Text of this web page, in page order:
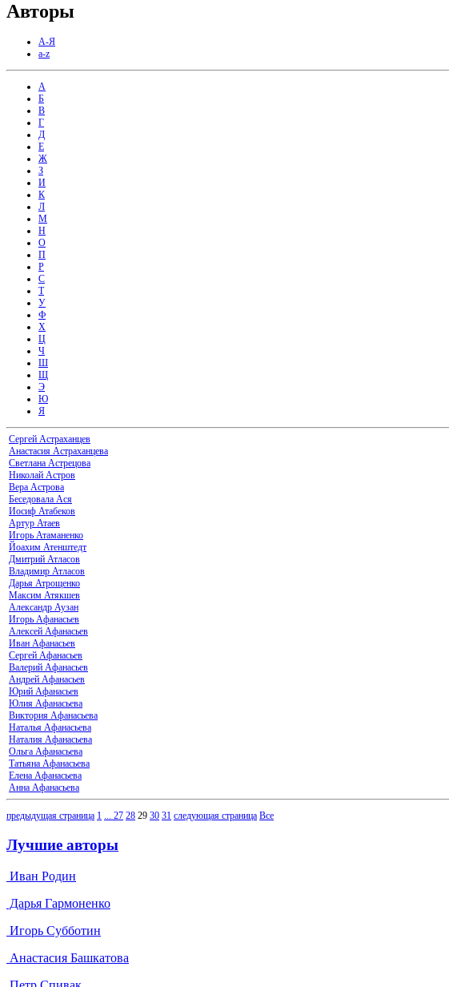
Авторы
А-Я
a-z
А
Б
В
Г
Д
Е
Ж
З
И
К
Л
М
Н
О
П
Р
С
Т
У
Ф
Х
Ц
Ч
Ш
Щ
Э
Ю
Я
Сергей Астраханцев
Анастасия Астраханцева
Светлана Астрецова
Николай Астров
Вера Астрова
Беседовала Ася
Иосиф Атабеков
Артур Атаев
Игорь Атаманенко
Йоахим Атенштедт
Дмитрий Атласов
Владимир Атласов
Дарья Атрощенко
Максим Атякшев
Александр Аузан
Игорь Афанасьев
Алексей Афанасьев
Иван Афанасьев
Сергей Афанасьев
Валерий Афанасьев
Андрей Афанасьев
Юрий Афанасьев
Юлия Афанасьева
Виктория Афанасьева
Наталья Афанасьева
Наталия Афанасьева
Ольга Афанасьева
Татьяна Афанасьева
Елена Афанасьева
Анна Афанасьева
предыдущая страница 1 27 28 29 30 31 следующая страница Все
Лучшие авторы
Иван Родин
Дарья Гармоненко
Игорь Субботин
Анастасия Башкатова